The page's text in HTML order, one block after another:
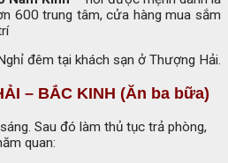
600 trung tâm, cửa hàng mua sắm
đêm tại khách sạn ở Thượng Hải.
– BẮC KINH (Ăn ba bữa)
Sau đó làm thủ tục trả phòng,
quan: